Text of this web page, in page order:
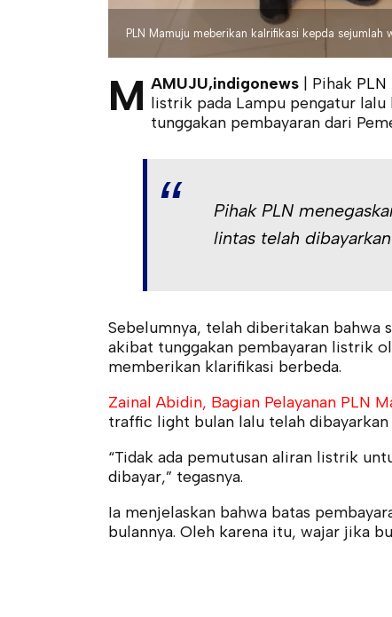
PLN Mamuju meberikan kalrifikasi kepda sejumlah
M AMUJU,indigonews | Pihak
listrik pada Lampu pengatur lalu
tunggakan pembayaran dari
Pihak PLN
lintas telah
Sebelumnya, telah diberitakan
akibat tunggakan pembayaran listrik
memberikan klarifikasi berbeda.
Zainal Abidin, Bagian Pelayanan PLN
traffic light bulan lalu telah dibayarkan
“Tidak ada pemutusan aliran listrik
dibayar,” tegasnya.
Ia menjelaskan bahwa batas
bulannya. Oleh karena itu, wajar jika